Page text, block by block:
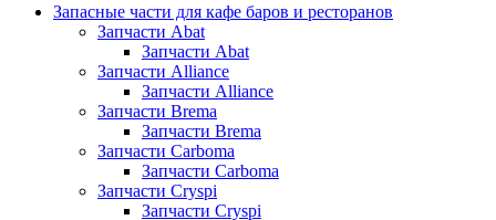
Запасные части для кафе баров и ресторанов
Запчасти Abat
Запчасти Abat
Запчасти Alliance
Запчасти Alliance
Запчасти Brema
Запчасти Brema
Запчасти Carboma
Запчасти Carboma
Запчасти Cryspi
Запчасти Cryspi